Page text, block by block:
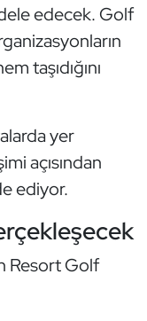
edecek. Golf
taşıdığını
yer
açısından
ediyor.
Resort Golf